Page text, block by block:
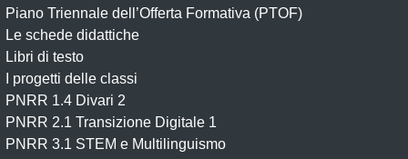
Piano Triennale dell’Offerta Formativa (PTOF)
Le schede didattiche
Libri di testo
I progetti delle classi
PNRR 1.4 Divari 2
PNRR 2.1 Transizione Digitale 1
PNRR 3.1 STEM e Multilinguismo